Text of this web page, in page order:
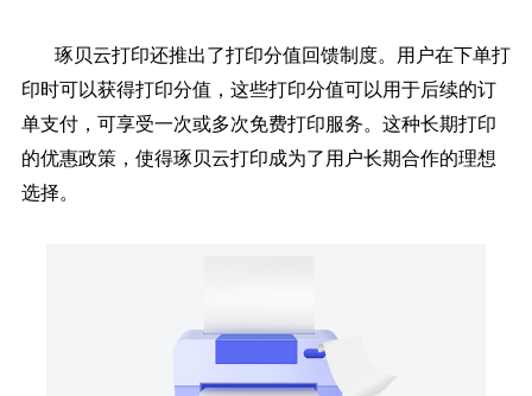
琢贝云打印还推出了打印分值回馈制度。用户在下单打
印时可以获得打印分值，这些打印分值可以用于后续的订
单支付，可享受一次或多次免费打印服务。这种长期打印
的优惠政策，使得琢贝云打印成为了用户长期合作的理想
选择。